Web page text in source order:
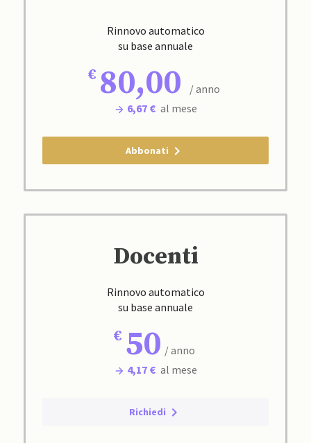
Rinnovo automatico
su base annuale
80,00
/ anno
6,67 € al mese
Abbonati
Docenti
Rinnovo automatico
su base annuale
50 / anno
4,17 € al mese
Richiedi